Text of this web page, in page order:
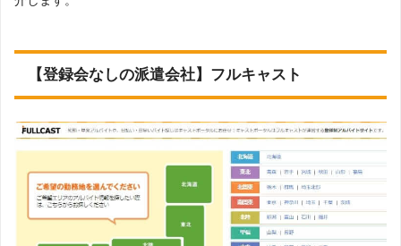
【登録会なしの派遣会社】フルキャスト